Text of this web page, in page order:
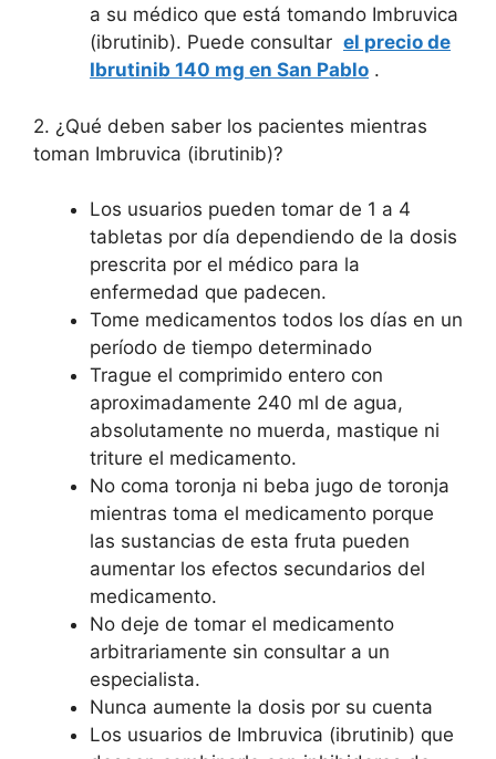
a su médico que está tomando Imbruvica
(ibrutinib). Puede consultar el precio de
Ibrutinib 140 mg en San Pablo .
2. ¿Qué deben saber los pacientes mientras
toman Imbruvica (ibrutinib)?
Los usuarios pueden tomar de 1 a 4
tabletas por día dependiendo de la dosis
prescrita por el médico para la
enfermedad que padecen.
Tome medicamentos todos los días en un
período de tiempo determinado
Trague el comprimido entero con
aproximadamente 240 ml de agua,
absolutamente no muerda, mastique ni
triture el medicamento.
No coma toronja ni beba jugo de toronja
mientras toma el medicamento porque
las sustancias de esta fruta pueden
aumentar los efectos secundarios del
medicamento.
No deje de tomar el medicamento
arbitrariamente sin consultar a un
especialista.
Nunca aumente la dosis por su cuenta
Los usuarios de Imbruvica (ibrutinib) que